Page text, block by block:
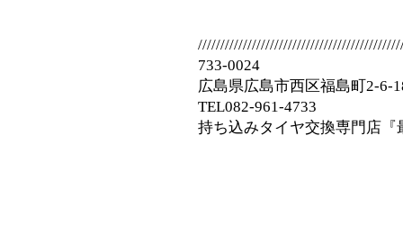
733-0024
広島県広島市西区福島町2-6-
TEL082-961-4733
持ち込みタイヤ交換専門店『